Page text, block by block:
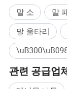
제품 매개
말 소 말
말 울타리
관련 공급업